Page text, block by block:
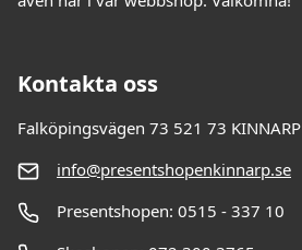
Kontakta oss
Falköpingsvägen 73 521 73 KINNARP
info@presentshopenkinnarp.se
Presentshopen: 0515 - 337 10